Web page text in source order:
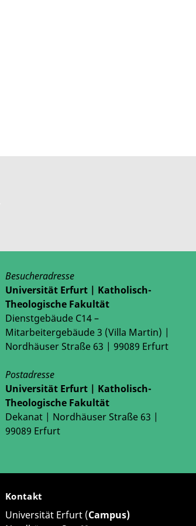
Besucheradresse
Universität Erfurt | Katholisch-
Theologische Fakultät
Dienstgebäude C14 –
Mitarbeitergebäude 3 (Villa Martin) |
Nordhäuser Straße 63 | 99089 Erfurt
Postadresse
Universität Erfurt | Katholisch-
Theologische Fakultät
Dekanat | Nordhäuser Straße 63 |
99089 Erfurt
Kontakt
Universität Erfurt (Campus)